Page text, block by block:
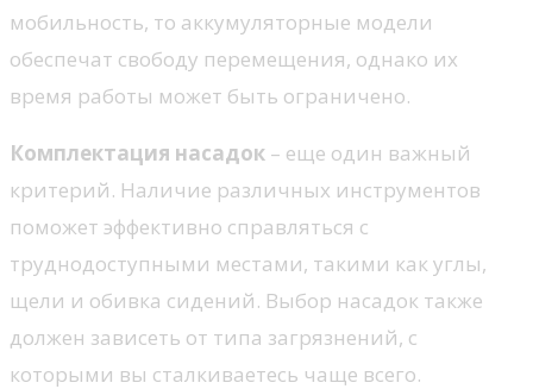
мобильность, то аккумуляторные модели
обеспечат свободу перемещения, однако их
время работы может быть ограничено.
Комплектация насадок – еще один важный
критерий. Наличие различных инструментов
поможет эффективно справляться с
труднодоступными местами, такими как углы,
щели и обивка сидений. Выбор насадок также
должен зависеть от типа загрязнений, с
которыми вы сталкиваетесь чаще всего.